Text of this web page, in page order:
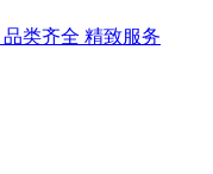
品类齐全 精致服务